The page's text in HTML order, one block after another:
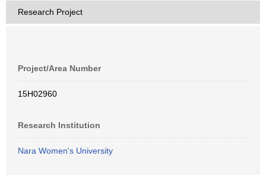
Research Project
Project/Area Number
15H02960
Research Institution
Nara Women's University